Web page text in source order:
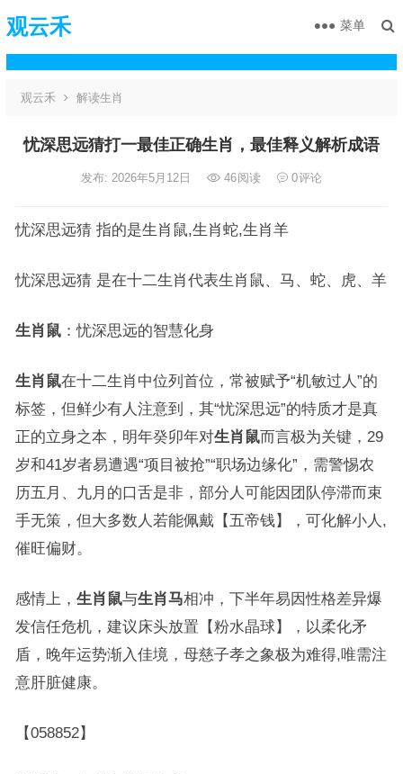
观云禾 菜单
观云禾 解读生肖
忧深思远猜打一最佳正确生肖，最佳释义解析成语
发布: 2026年5月12日 46阅读 0评论
忧深思远猜 指的是生肖鼠,生肖蛇,生肖羊
忧深思远猜 是在十二生肖代表生肖鼠、马、蛇、虎、羊
生肖鼠：忧深思远的智慧化身
生肖鼠在十二生肖中位列首位，常被赋予“机敏过人”的
标签，但鲜少有人注意到，其“忧深思远”的特质才是真
正的立身之本，明年癸卯年对生肖鼠而言极为关键，29
岁和41岁者易遭遇“项目被抢”“职场边缘化”，需警惕农
历五月、九月的口舌是非，部分人可能因团队停滞而束
手无策，但大多数人若能佩戴【五帝钱】，可化解小人,
催旺偏财。
感情上， 生肖鼠与生肖马相冲，下半年易因性格差异爆
发信任危机，建议床头放置【粉水晶球】，以柔化矛
盾，晚年运势渐入佳境，母慈子孝之象极为难得,唯需注
意肝脏健康。
【058852】